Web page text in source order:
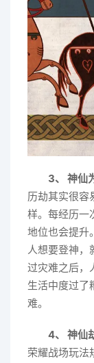
3、 神仙
历劫其实很容
样。每经历一
地位也会提升
人想要登神，
过灾难之后，
生活中度过了
难。
4、 神仙
荣耀战场玩法